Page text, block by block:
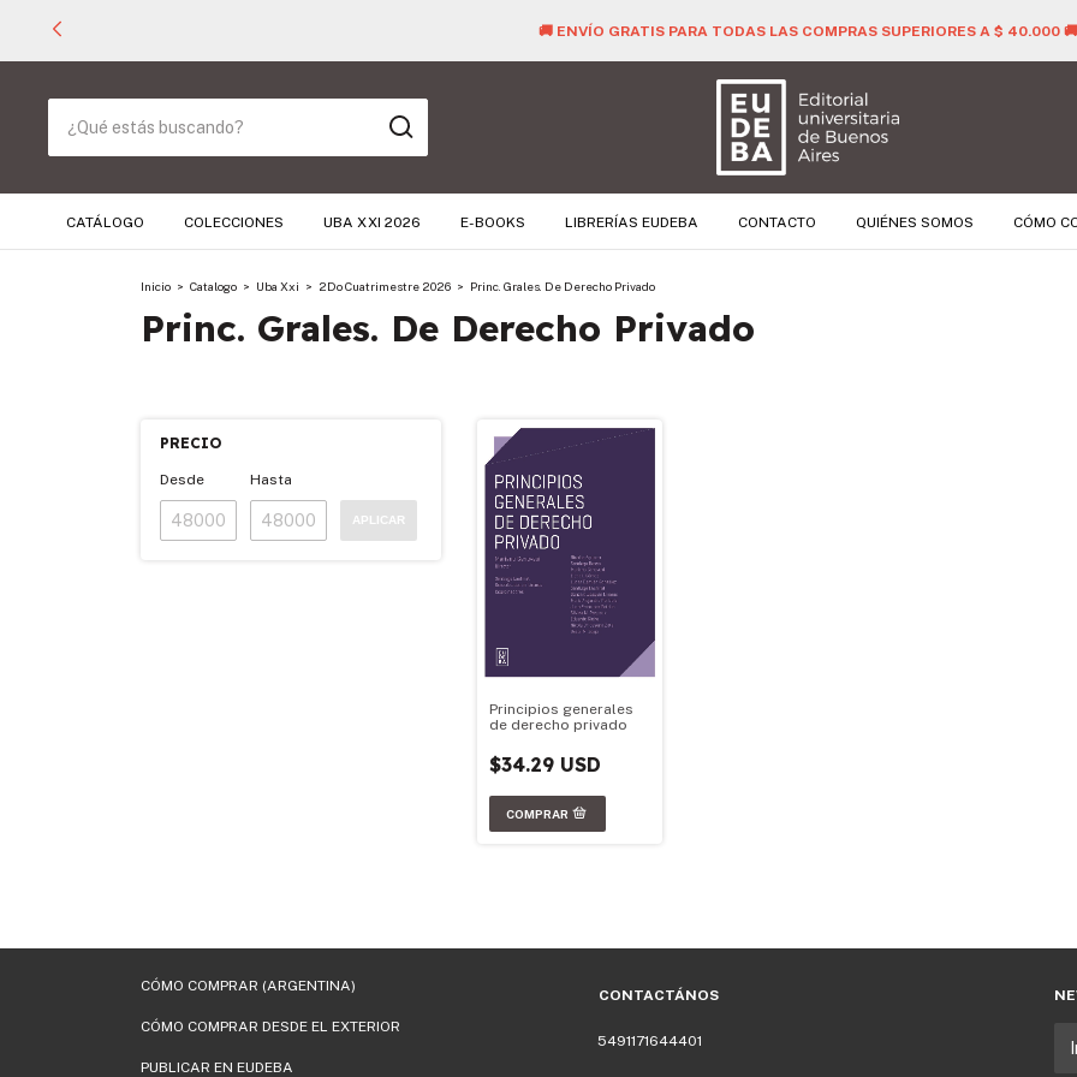
🚚 ENVÍO GRATIS PARA TODAS LAS COMPRAS SUPERIORES A $ 40.000 🚚
CATÁLOGO COLECCIONES UBA XXI 2026 E-BOOKS LIBRERÍAS EUDEBA CONTACTO QUIÉNES SOMOS CÓMO
Inicio > Catalogo > Uba Xxi > 2Do Cuatrimestre 2026 > Princ. Grales. De Derecho Privado
Princ. Grales. De Derecho Privado
PRECIO
Desde Hasta
APLICAR
Principios generales
de derecho privado
$34.29 USD
CÓMO COMPRAR (ARGENTINA)
CÓMO COMPRAR DESDE EL EXTERIOR
PUBLICAR EN EUDEBA
CONTACTÁNOS
5491171644401